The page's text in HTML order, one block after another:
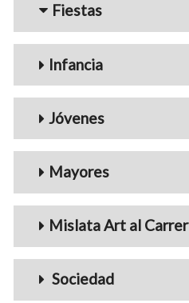
Fiestas
Infancia
Jóvenes
Mayores
Mislata Art al Carrer
Sociedad